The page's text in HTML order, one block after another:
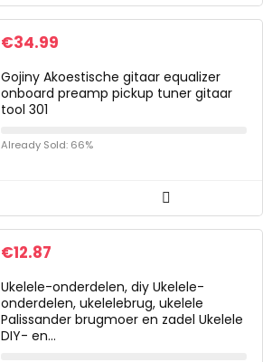
€34.99
Gojiny Akoestische gitaar equalizer
onboard preamp pickup tuner gitaar
tool 301
Already Sold: 66%
€12.87
Ukelele-onderdelen, diy Ukelele-
onderdelen, ukelelebrug, ukelele
Palissander brugmoer en zadel Ukelele
DIY- en…